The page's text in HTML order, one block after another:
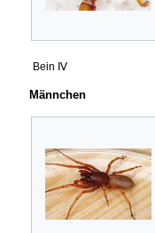
Bein Ⅳ
Männchen